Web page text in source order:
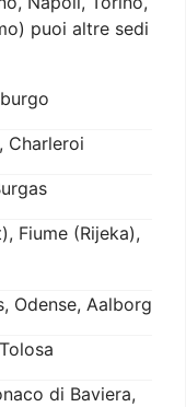
puoi altre sedi
Charleroi
Fiume (Rijeka),
Odense, Aalborg
di Baviera,